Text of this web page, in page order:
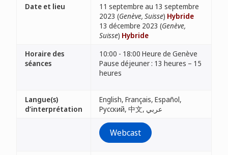
Date et lieu
11 septembre au 13 septembre
2023 (Genève, Suisse) Hybride
13 décembre 2023 (Genève,
Suisse) Hybride
Horaire des
séances
10:00 - 18:00 Heure de Genève
Pause déjeuner : 13 heures – 15
heures
Langue(s)
d’interprétation
English, Français, Español,
Русский, 中文, عربي
Webcast